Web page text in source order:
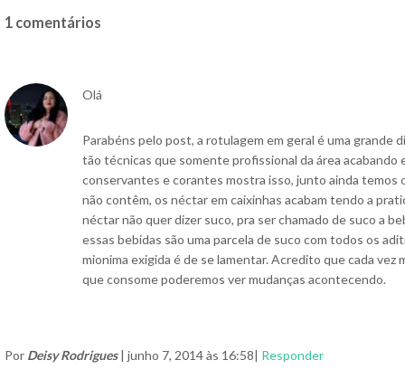
1 comentários
Olá
Parabéns pelo post, a rotulagem em geral é uma grande
tão técnicas que somente profissional da área
conservantes e corantes mostra isso, junto ainda
não contêm, os néctar em caixinhas acabam tendo a
néctar não quer dizer suco, pra ser chamado de suco a
essas bebidas são uma parcela de suco com todos os
mionima exigida é de se lamentar. Acredito que cada
que consome poderemos ver mudanças acontecendo.
Por Deisy Rodrigues| junho 7, 2014 às 16:58| Responder